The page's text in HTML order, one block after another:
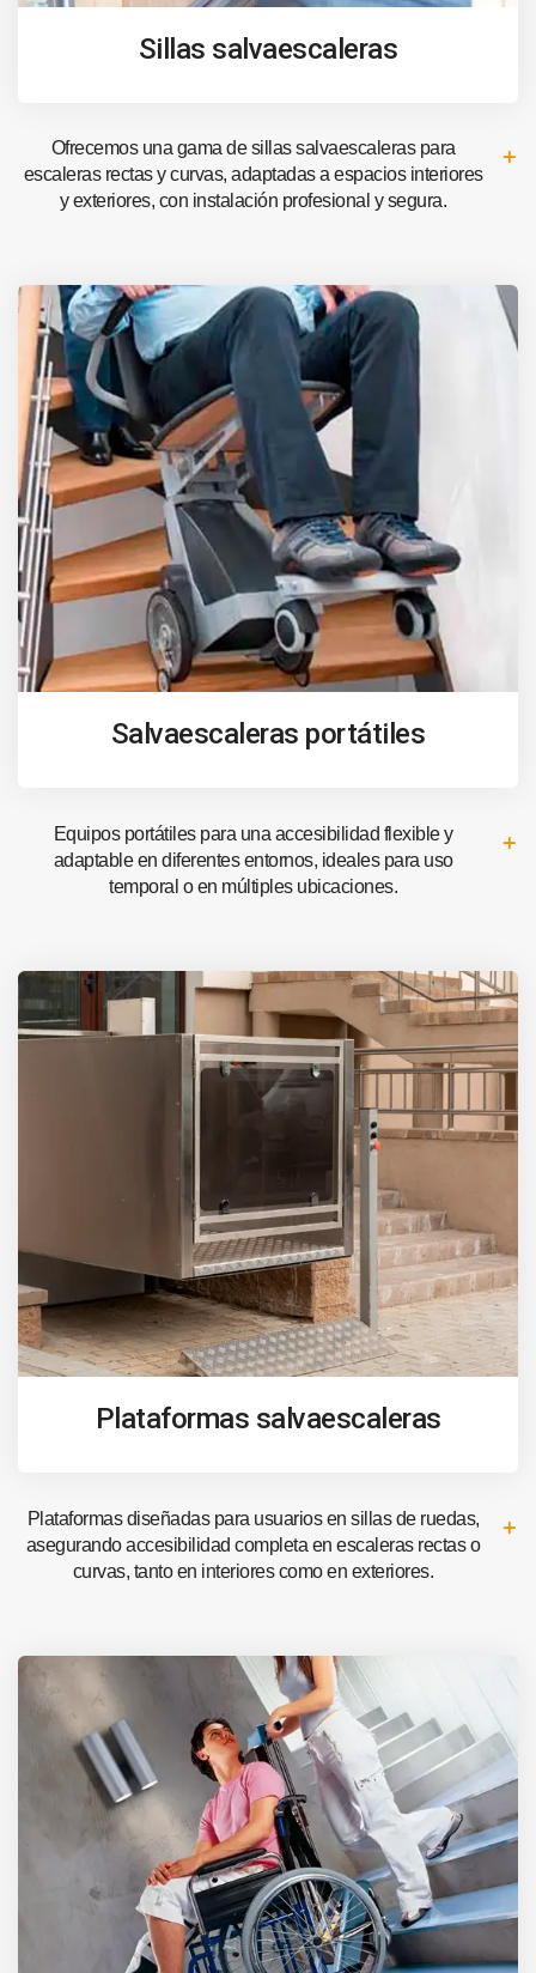
Sillas salvaescaleras
Ofrecemos una gama de sillas salvaescaleras para
escaleras rectas y curvas, adaptadas a espacios interiores
y exteriores, con instalación profesional y segura.
Salvaescaleras portátiles
Equipos portátiles para una accesibilidad flexible y
adaptable en diferentes entornos, ideales para uso
temporal o en múltiples ubicaciones.
Plataformas salvaescaleras
Plataformas diseñadas para usuarios en sillas de ruedas,
asegurando accesibilidad completa en escaleras rectas o
curvas, tanto en interiores como en exteriores.